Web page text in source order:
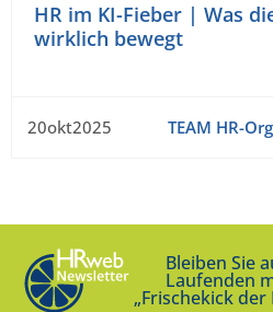
HR im KI-Fieber | Was
wirklich bewegt
20okt2025 TEAM HR-
Bleiben Sie
Laufenden
„Frischekick der